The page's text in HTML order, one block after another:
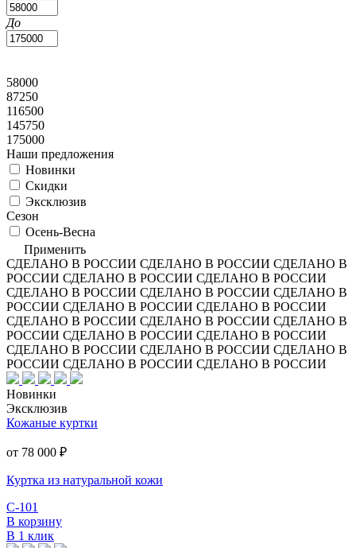
До
58000
87250
116500
145750
175000
Наши предложения
Новинки
Скидки
Эксклюзив
Сезон
Осень-Весна
Применить
СДЕЛАНО В РОССИИ СДЕЛАНО В РОССИИ СДЕЛАНО В
РОССИИ СДЕЛАНО В РОССИИ СДЕЛАНО В РОССИИ
СДЕЛАНО В РОССИИ СДЕЛАНО В РОССИИ СДЕЛАНО В
РОССИИ СДЕЛАНО В РОССИИ СДЕЛАНО В РОССИИ
СДЕЛАНО В РОССИИ СДЕЛАНО В РОССИИ СДЕЛАНО В
РОССИИ СДЕЛАНО В РОССИИ СДЕЛАНО В РОССИИ
СДЕЛАНО В РОССИИ СДЕЛАНО В РОССИИ СДЕЛАНО В
РОССИИ СДЕЛАНО В РОССИИ СДЕЛАНО В РОССИИ
Новинки
Эксклюзив
Кожаные куртки
от 78 000 ₽
Куртка из натуральной кожи
С-101
В корзину
В 1 клик